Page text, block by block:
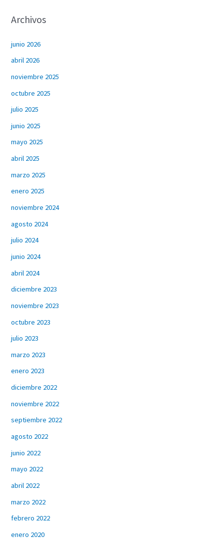
Archivos
junio 2026
abril 2026
noviembre 2025
octubre 2025
julio 2025
junio 2025
mayo 2025
abril 2025
marzo 2025
enero 2025
noviembre 2024
agosto 2024
julio 2024
junio 2024
abril 2024
diciembre 2023
noviembre 2023
octubre 2023
julio 2023
marzo 2023
enero 2023
diciembre 2022
noviembre 2022
septiembre 2022
agosto 2022
junio 2022
mayo 2022
abril 2022
marzo 2022
febrero 2022
enero 2020